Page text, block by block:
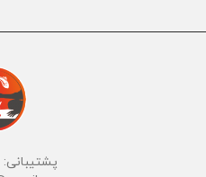
پشتیبانی: 09919485113